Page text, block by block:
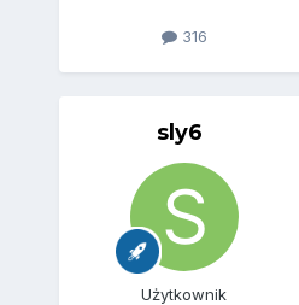
316
sly6
Użytkownik